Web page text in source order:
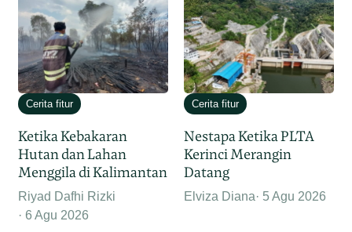
Cerita fitur
Ketika Kebakaran
Hutan dan Lahan
Menggila di Kalimantan
Riyad Dafhi Rizki
6 Agu 2026
Cerita fitur
Nestapa Ketika PLTA
Kerinci Merangin
Datang
Elviza Diana 5 Agu 2026